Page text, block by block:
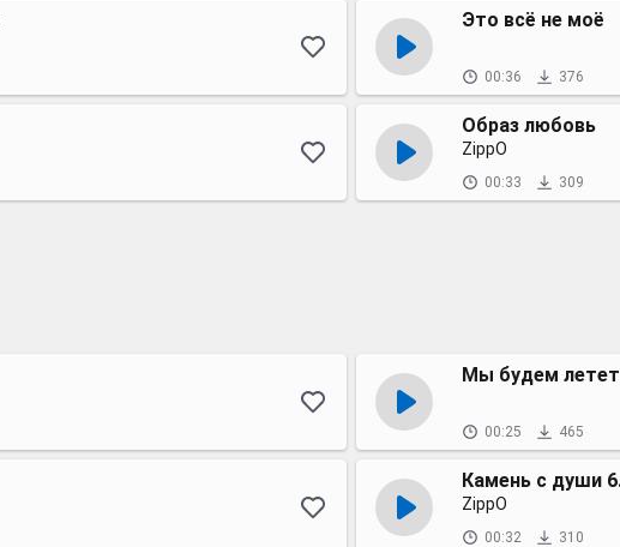
Это всё не моё
00:36 376
Образ любовь
ZippO
00:33 309
Мы будем
00:25 465
Камень с души
ZippO
00:32 310